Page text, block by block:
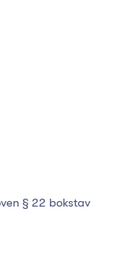
§ 22 bokstav